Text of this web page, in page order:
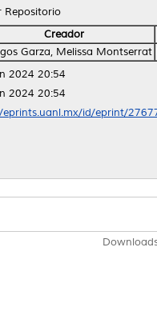
Repositorio
Creador
Garza, Melissa Montserrat
2024 20:54
2024 20:54
id/eprint/